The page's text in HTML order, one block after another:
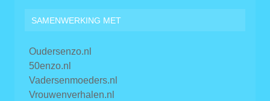
SAMENWERKING MET
Oudersenzo.nl
50enzo.nl
Vadersenmoeders.nl
Vrouwenverhalen.nl